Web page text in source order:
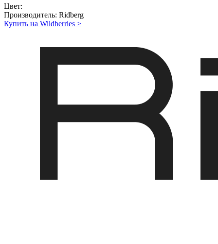
Цвет:
Производитель: Ridberg
Купить на Wildberries >